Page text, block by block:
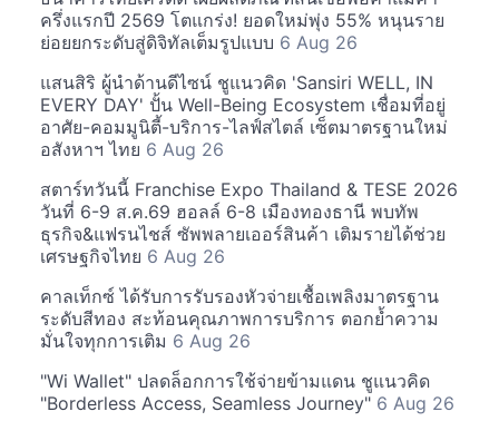
ครึ่งแรกปี 2569 โตแกร่ง! ยอดใหม่พุ่ง 55% หนุนราย
ย่อยยกระดับสู่ดิจิทัลเต็มรูปแบบ 6 Aug 26
แสนสิริ ผู้นำด้านดีไซน์ ชูแนวคิด 'Sansiri WELL, IN
EVERY DAY' ปั้น Well-Being Ecosystem เชื่อมที่อยู่
อาศัย-คอมมูนิตี้-บริการ-ไลฟ์สไตล์ เซ็ตมาตรฐานใหม่
อสังหาฯ ไทย 6 Aug 26
สตาร์ทวันนี้ Franchise Expo Thailand & TESE 2026
วันที่ 6-9 ส.ค.69 ฮอลล์ 6-8 เมืองทองธานี พบทัพ
ธุรกิจ&แฟรนไชส์ ซัพพลายเออร์สินค้า เติมรายได้ช่วย
เศรษฐกิจไทย 6 Aug 26
คาลเท็กซ์ ได้รับการรับรองหัวจ่ายเชื้อเพลิงมาตรฐาน
ระดับสีทอง สะท้อนคุณภาพการบริการ ตอกย้ำความ
มั่นใจทุกการเติม 6 Aug 26
"Wi Wallet" ปลดล็อกการใช้จ่ายข้ามแดน ชูแนวคิด
"Borderless Access, Seamless Journey" 6 Aug 26